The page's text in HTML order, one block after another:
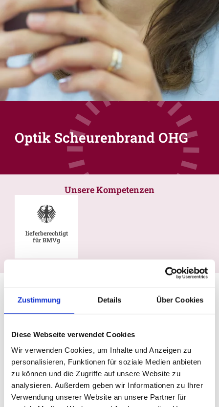
Zustimmung Details Über Cookies
Diese Webseite verwendet Cookies
Wir verwenden Cookies, um Inhalte und Anzeigen zu
personalisieren, Funktionen für soziale Medien anbieten
zu können und die Zugriffe auf unsere Website zu
analysieren. Außerdem geben wir Informationen zu Ihrer
Verwendung unserer Website an unsere Partner für
Optik Scheurenbrand OHG
Unsere Kompetenzen
lieferberechtigt
für BMVg